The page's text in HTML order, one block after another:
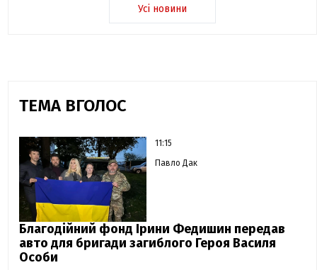
Усі новини
ТЕМА ВГОЛОС
11:15
Павло Дак
Благодійний фонд Ірини Федишин передав
авто для бригади загиблого Героя Василя
Особи